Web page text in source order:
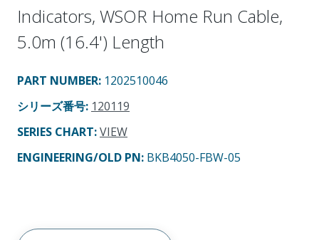
Indicators, WSOR Home Run Cable,
5.0m (16.4') Length
PART NUMBER: 1202510046
シリーズ番号: 120119
SERIES CHART:VIEW
ENGINEERING/OLD PN: BKB4050-FBW-05